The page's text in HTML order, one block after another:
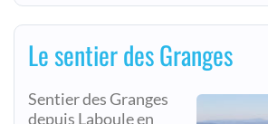
Le sentier des Granges
Sentier des Granges
depuis Laboule en